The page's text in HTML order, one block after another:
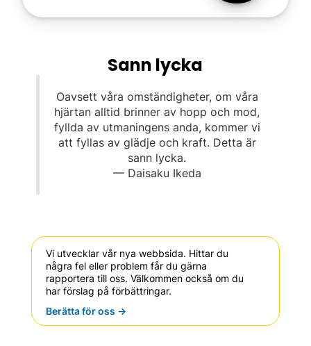
Sann lycka
Oavsett våra omständigheter, om våra
hjärtan alltid brinner av hopp och mod,
fyllda av utmaningens anda, kommer vi
att fyllas av glädje och kraft. Detta är
sann lycka.
— Daisaku Ikeda
Vi utvecklar vår nya webbsida. Hittar du
några fel eller problem får du gärna
rapportera till oss. Välkommen också om du
har förslag på förbättringar.
Berätta för oss ->